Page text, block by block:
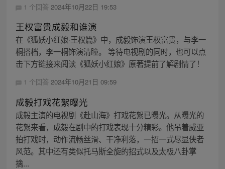
1 个回答 2024年10月22日 19:53
王权富贵成毅和谁演
在《狐妖小红娘·王权篇》中，成毅饰演王权富贵，与李一
桐搭档，李一桐饰演清瞳。 等待电视剧的同时，也可以点
击下方链接来阅读《狐妖小红娘》原著提前了解剧情了！
1 个回答 2024年10月21日 09:59
成毅打戏花絮曝光
成毅主演的电视剧《赴山海》打戏花絮已曝光。从曝光的
花絮来看，成毅在剧中的打戏表现十分精彩。他吊着威亚
拍打戏时，动作流畅丝滑、干净利落，一招一式尽显侠者
风范。其中还有类似托马斯全旋的招式以及太极八卦掌
擒...